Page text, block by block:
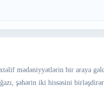
mədəniyyətlərin bir araya
şəhərin iki hissəsini